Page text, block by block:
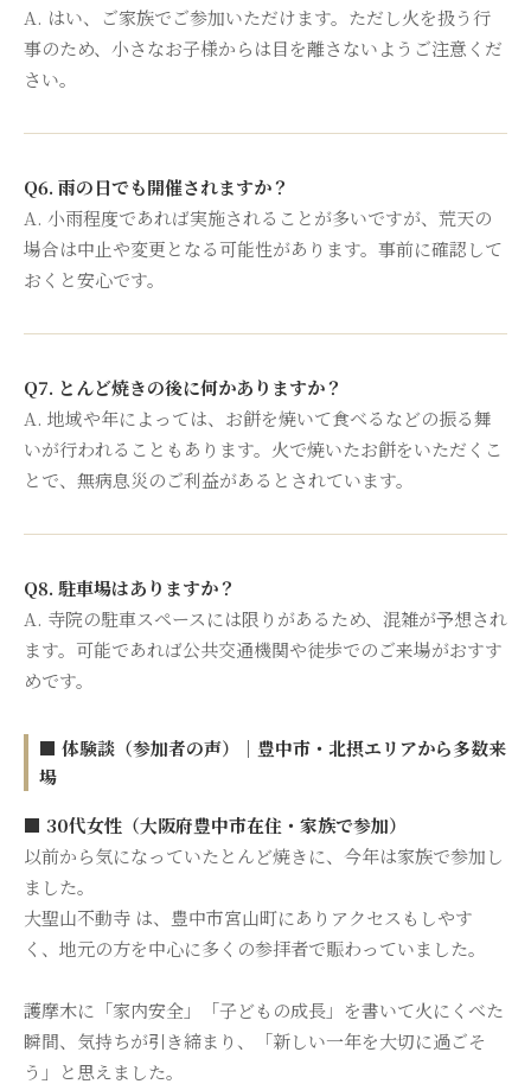
A. はい、ご家族でご参加いただけます。ただし火を扱う行
事のため、小さなお子様からは目を離さないようご注意くだ
さい。
Q6. 雨の日でも開催されますか？
A. 小雨程度であれば実施されることが多いですが、荒天の
場合は中止や変更となる可能性があります。事前に確認して
おくと安心です。
Q7. とんど焼きの後に何かありますか？
A. 地域や年によっては、お餅を焼いて食べるなどの振る舞
いが行われることもあります。火で焼いたお餅をいただくこ
とで、無病息災のご利益があるとされています。
Q8. 駐車場はありますか？
A. 寺院の駐車スペースには限りがあるため、混雑が予想され
ます。可能であれば公共交通機関や徒歩でのご来場がおすす
めです。
■ 体験談（参加者の声）｜豊中市・北摂エリアから多数来
場
■ 30代女性（大阪府豊中市在住・家族で参加）
以前から気になっていたとんど焼きに、今年は家族で参加し
ました。
大聖山不動寺 は、豊中市宮山町にありアクセスもしやす
く、地元の方を中心に多くの参拝者で賑わっていました。
護摩木に「家内安全」「子どもの成長」を書いて火にくべた
瞬間、気持ちが引き締まり、「新しい一年を大切に過ごそ
う」と思えました。